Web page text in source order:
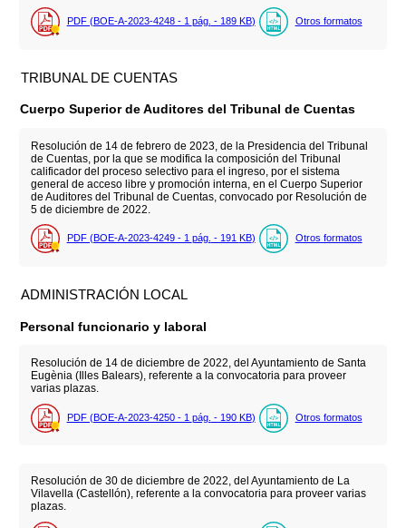
PDF (BOE-A-2023-4248 - 1 pág. - 189 KB) Otros formatos
TRIBUNAL DE CUENTAS
Cuerpo Superior de Auditores del Tribunal de Cuentas
Resolución de 14 de febrero de 2023, de la Presidencia del Tribunal
de Cuentas, por la que se modifica la composición del Tribunal
calificador del proceso selectivo para el ingreso, por el sistema
general de acceso libre y promoción interna, en el Cuerpo Superior
de Auditores del Tribunal de Cuentas, convocado por Resolución de
5 de diciembre de 2022.
PDF (BOE-A-2023-4249 - 1 pág. - 191 KB) Otros formatos
ADMINISTRACIÓN LOCAL
Personal funcionario y laboral
Resolución de 14 de diciembre de 2022, del Ayuntamiento de Santa
Eugènia (Illes Balears), referente a la convocatoria para proveer
varias plazas.
PDF (BOE-A-2023-4250 - 1 pág. - 190 KB) Otros formatos
Resolución de 30 de diciembre de 2022, del Ayuntamiento de La
Vilavella (Castellón), referente a la convocatoria para proveer varias
plazas.